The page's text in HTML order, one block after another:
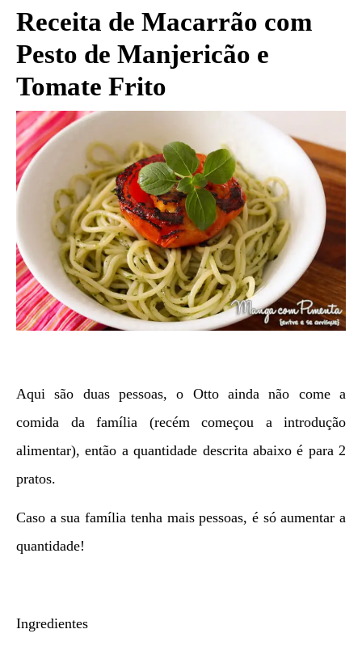
Receita de Macarrão com
Pesto de Manjericão e
Tomate Frito
Aqui são duas pessoas, o Otto ainda não come a
comida da família (recém começou a introdução
alimentar), então a quantidade descrita abaixo é para 2
pratos.
Caso a sua família tenha mais pessoas, é só aumentar a
quantidade!
Ingredientes